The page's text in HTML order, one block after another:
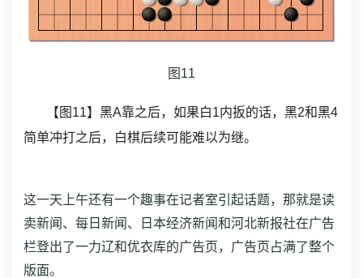
图11
【图11】黑A靠之后，如果白1内扳的话，黑2和黑4
简单冲打之后，白棋后续可能难以为继。
这一天上午还有一个趣事在记者室引起话题，那就是读
卖新闻、每日新闻、日本经济新闻和河北新报社在广告
栏登出了一力辽和优衣库的广告页，广告页占满了整个
版面。